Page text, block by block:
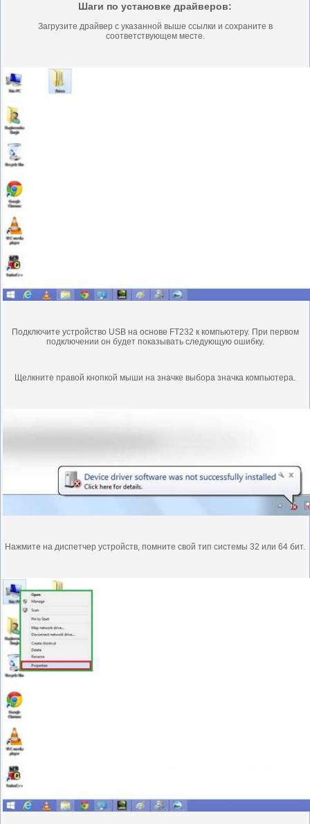
Шаги по установке драйверов:
Загрузите драйвер с указанной выше ссылки и сохраните в
соответствующем месте.
Подключите устройство USB наоснове FT232 к компьютеру. При первом
подключении он будет показывать следующую ошибку.
Щелкните правой кнопкой мыши на значке выбора значка компьютера.
Нажмите на диспетчер устройств, помните свой тип системы 32 или 64 бит.